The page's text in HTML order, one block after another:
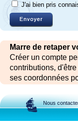
J'ai bien pris
Marre de retaper
Créer un compte
contributions,
ses coordonnées
Nous